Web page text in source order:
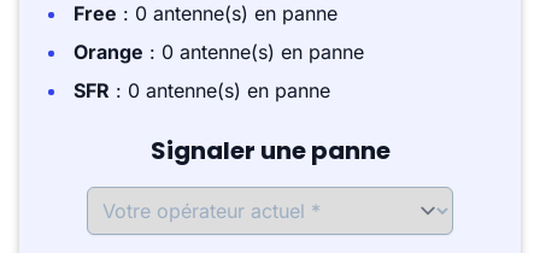
Free : 0 antenne(s) en panne
Orange : 0 antenne(s) en panne
SFR : 0 antenne(s) en panne
Signaler une panne